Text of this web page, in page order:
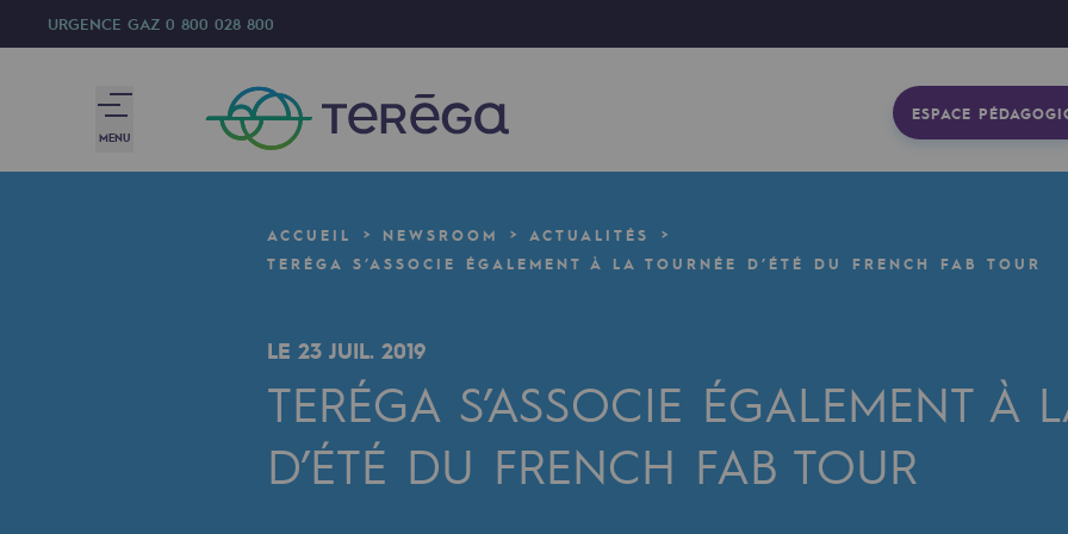
URGENCE GAZ 0 800 028 800
MENU
ESPACE
Nous sommes
ACCUEIL NEWSROOM
ACTUALITÉS
TERÉGA S’ASSOCIE ÉGALEMENT À LA TOURNÉE D’ÉTÉ DU FRENCH FAB TOUR
LE 23 JUIL. 2019
TERÉGA S’ASSOCIE ÉGALEMENT À
D’ÉTÉ DU FRENCH FAB TOUR